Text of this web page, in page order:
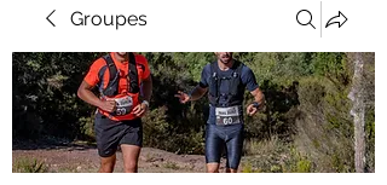
Groupes